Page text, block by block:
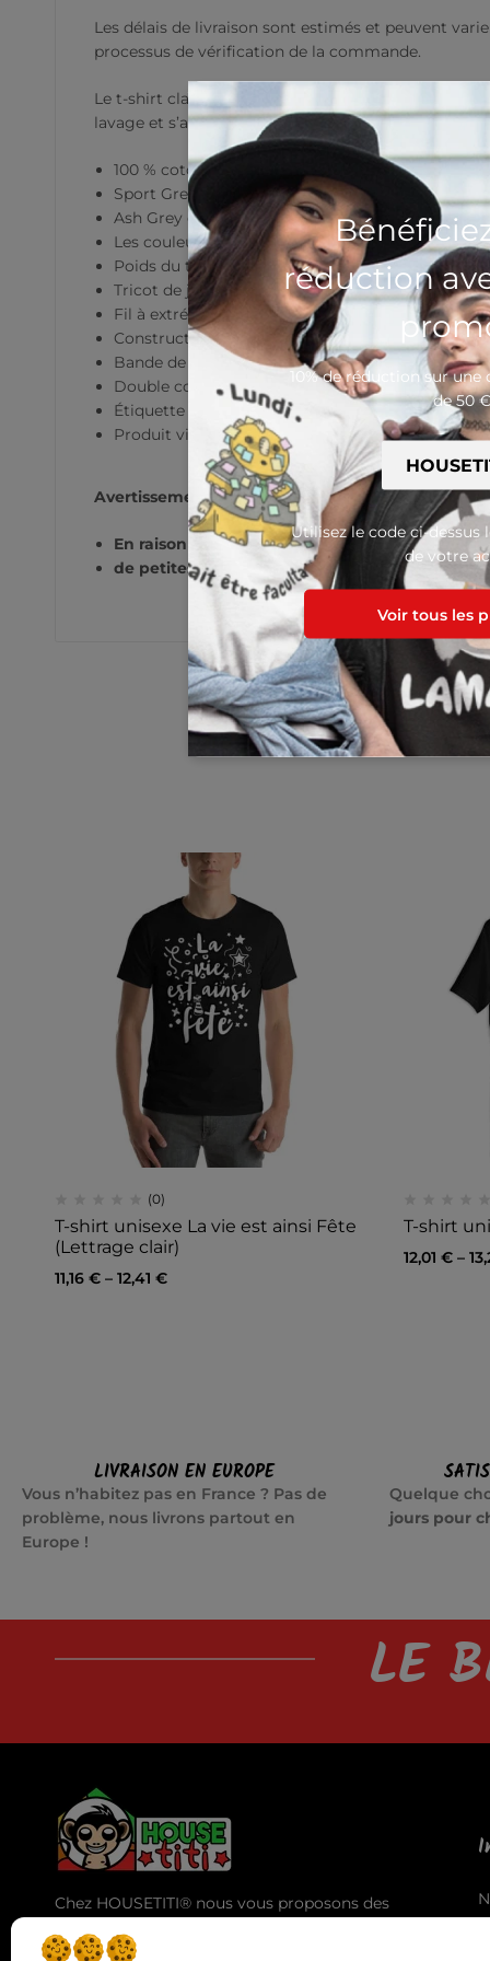
Les délais de livraison sont estimés et peuvent
processus de vérification de la commande.
Le t-shirt classique
possède une
lavage et s’adapte parfaitement à n’importe quel
100 % coton
Sport Grey est composé de 90 % coton et de 10
Ash Grey est composé de 99 % coton et d’1 % de
Les couleurs Heather sont composées de 50 %
Poids du tissu : 170–180 g/m² (5.0–5.3 oz/yd²)
Tricot de jersey pré-rétréci
Fil à extrémité ouverte
Construction tubulaire
Bande de propreté au col et aux épaules
Double couture aux manches et à l’ourlet
Étiquette détachable
Produit vierge provenant du Honduras,
Avertissements :
En raison des propriétés du tissu, la variante
de petites tâches de couleur foncée sur
(0)
T-shirt unisexe La vie est ainsi Fête
(Lettrage clair)
11,16 € – 12,41 €
T-shirt
12,01 €–
LIVRAISON EN EUROPE
Vous n’habitez pas en France ? Pas de
problème, nous livrons partout en
Europe !
Quelque
jours pour
LE
Chez HOUSETITI® nous vous proposons des
meilleure expérience d'utilisation et des
réduction
10% de réduction sur
de 50 €
Utilisez le code ci-dessus
de votre
Voir tous les